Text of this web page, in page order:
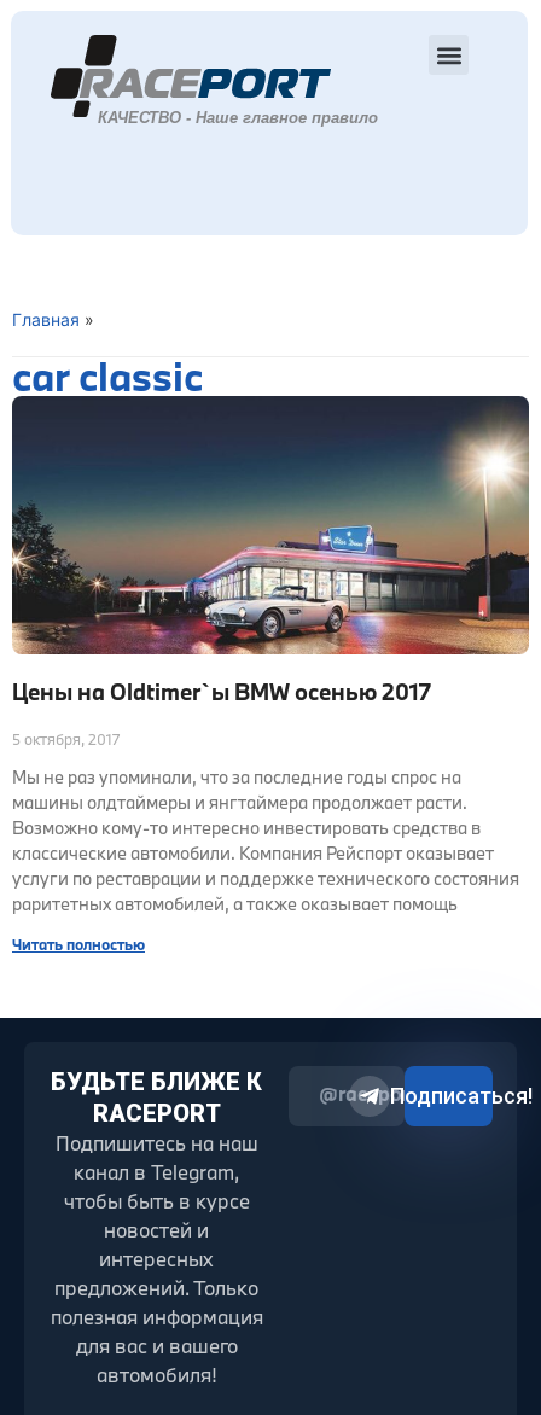
Главная »
car classic
Цены на Oldtimer`ы BMW осенью 2017
5 октября, 2017
Мы не раз упоминали, что за последние годы спрос на
машины олдтаймеры и янгтаймера продолжает расти.
Возможно кому-то интересно инвестировать средства в
классические автомобили. Компания Рейспорт оказывает
услуги по реставрации и поддержке технического состояния
раритетных автомобилей, а также оказывает помощь
Читать полностью
БУДЬТЕ БЛИЖЕ К
RACEPORT
Подпишитесь на наш
канал в Telegram,
чтобы быть в курсе
новостей и
интересных
предложений. Только
полезная информация
для вас и вашего
автомобиля!
@raceport2022
Подписаться!